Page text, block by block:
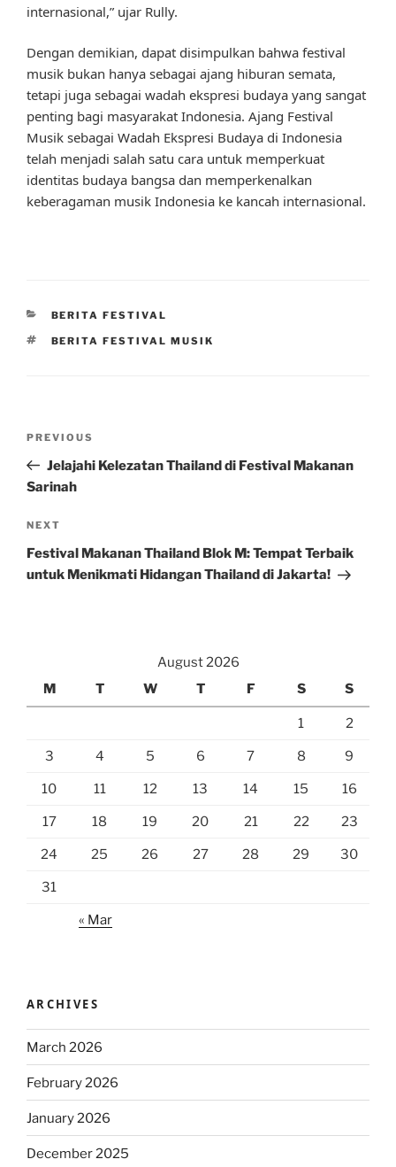
internasional,” ujar Rully.
Dengan demikian, dapat disimpulkan bahwa festival
musik bukan hanya sebagai ajang hiburan semata,
tetapi juga sebagai wadah ekspresi budaya yang sangat
penting bagi masyarakat Indonesia. Ajang Festival
Musik sebagai Wadah Ekspresi Budaya di Indonesia
telah menjadi salah satu cara untuk memperkuat
identitas budaya bangsa dan memperkenalkan
keberagaman musik Indonesia ke kancah internasional.
CATEGORIES
BERITA FESTIVAL
TAGS
BERITA FESTIVAL MUSIK
Previous
Post
PREVIOUS
Jelajahi Kelezatan Thailand di Festival Makanan
Sarinah
Next
Post
NEXT
Festival Makanan Thailand Blok M: Tempat Terbaik
untuk Menikmati Hidangan Thailand di Jakarta!
August 2026
M
T W T F S S
1 2
3 4 5 6 7 8 9
10 11 12 13 14 15 16
17 18 19 20 21 22 23
24 25 26 27 28 29 30
31
« Mar
ARCHIVES
March 2026
February 2026
January 2026
December 2025